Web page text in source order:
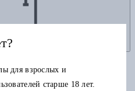
для взрослых и
старше 18 лет.